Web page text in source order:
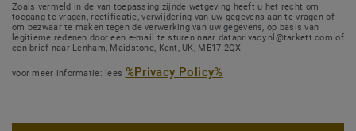
Zoals vermeld in de van toepassing zijnde wetgeving heeft u het recht om
toegang te vragen, rectificatie, verwijdering van uw gegevens aan te vragen of
om bezwaar te maken tegen de verwerking van uw gegevens, op basis van
legitieme redenen door een e-mail te sturen naar dataprivacy.nl@tarkett.com of
een brief naar Lenham, Maidstone, Kent, UK, ME17 2QX
voor meer informatie: lees %Privacy Policy%